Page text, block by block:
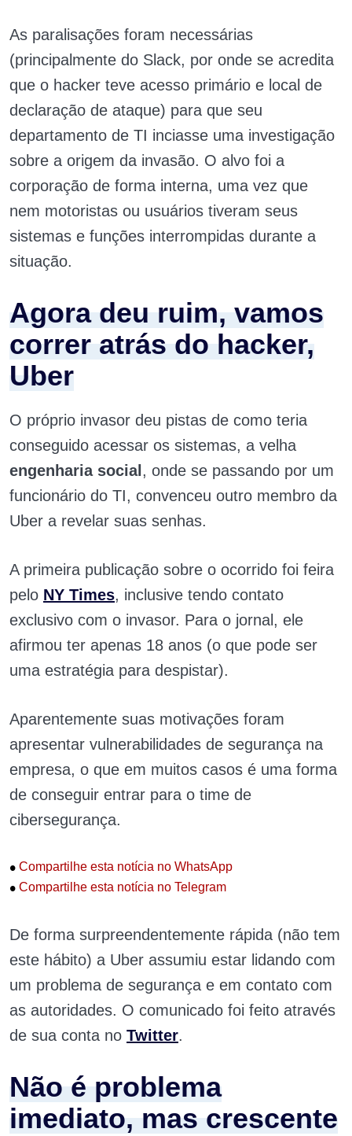
As paralisações foram necessárias
(principalmente do Slack, por onde se acredita
que o hacker teve acesso primário e local de
declaração de ataque) para que seu
departamento de TI inciasse uma investigação
sobre a origem da invasão. O alvo foi a
corporação de forma interna, uma vez que
nem motoristas ou usuários tiveram seus
sistemas e funções interrompidas durante a
situação.
Agora deu ruim, vamos
correr atrás do hacker,
Uber
O próprio invasor deu pistas de como teria
conseguido acessar os sistemas, a velha
engenharia social , onde se passando por um
funcionário do TI, convenceu outro membro da
Uber a revelar suas senhas.
A primeira publicação sobre o ocorrido foi feira
pelo NY Times, inclusive tendo contato
exclusivo com o invasor. Para o jornal, ele
afirmou ter apenas 18 anos (o que pode ser
uma estratégia para despistar).
Aparentemente suas motivações foram
apresentar vulnerabilidades de segurança na
empresa, o que em muitos casos é uma forma
de conseguir entrar para o time de
cibersegurança.
• Compartilhe esta notícia no WhatsApp
• Compartilhe esta notícia no Telegram
De forma surpreendentemente rápida (não tem
este hábito) a Uber assumiu estar lidando com
um problema de segurança e em contato com
as autoridades. O comunicado foi feito através
de sua conta no Twitter.
Não é problema
imediato, mas crescente